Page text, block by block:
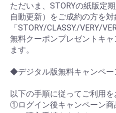
ただいま、STORYの紙版定
自動更新）をご成約の方を対
「STORY/CLASSY./VERY/
無料クーポンプレゼントキ
ます。
◆デジタル版無料キャンペー
以下の手順に従ってご利用を
①ログイン後キャンペーン